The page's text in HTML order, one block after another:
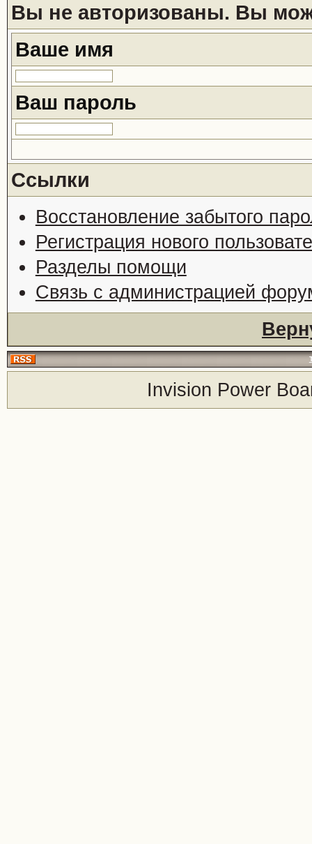
Вы не авторизованы. Вы
Ваше имя
Ваш пароль
Ссылки
Восстановление забытого
Регистрация нового
Разделы помощи
Связь с администрацией
Invision Power